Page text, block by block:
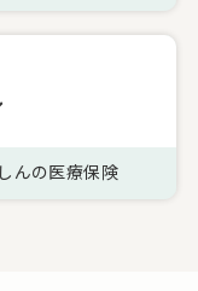
んの医療保険